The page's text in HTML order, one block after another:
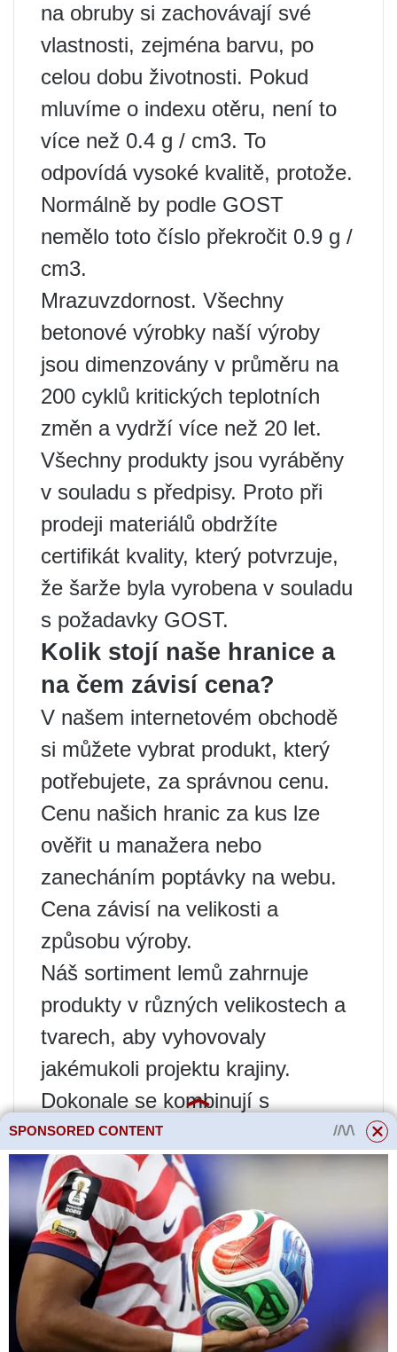
na obruby si zachovávají své
vlastnosti, zejména barvu, po
celou dobu životnosti. Pokud
mluvíme o indexu otěru, není to
více než 0.4 g / cm3. To
odpovídá vysoké kvalitě, protože.
Normálně by podle GOST
nemělo toto číslo překročit 0.9 g /
cm3.
Mrazuvzdornost. Všechny
betonové výrobky naší výroby
jsou dimenzovány v průměru na
200 cyklů kritických teplotních
změn a vydrží více než 20 let.
Všechny produkty jsou vyráběny
v souladu s předpisy. Proto při
prodeji materiálů obdržíte
certifikát kvality, který potvrzuje,
že šarže byla vyrobena v souladu
s požadavky GOST.
Kolik stojí naše hranice a
na čem závisí cena?
V našem internetovém obchodě
si můžete vybrat produkt, který
potřebujete, za správnou cenu.
Cenu našich hranic za kus lze
ověřit u manažera nebo
zanecháním poptávky na webu.
Cena závisí na velikosti a
způsobu výroby.
Náš sortiment lemů zahrnuje
produkty v různých velikostech a
tvarech, aby vyhovovaly
jakémukoli projektu krajiny.
Dokonale se kombinují s
dlažebními deskami, takže si
nenechte ujít příležitost zakoupit
dlažební desky, abyste dokončili
svůj projekt.
Továrna na betonové výrobky
SPONSORED CONTENT